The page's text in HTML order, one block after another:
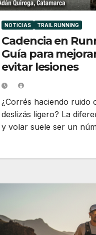
NOTICIAS TRAIL RUNNING
Cadencia en
Guía para
evitar lesiones
¿Corrés haciendo ruido
deslizás ligero? La
y volar suele ser un